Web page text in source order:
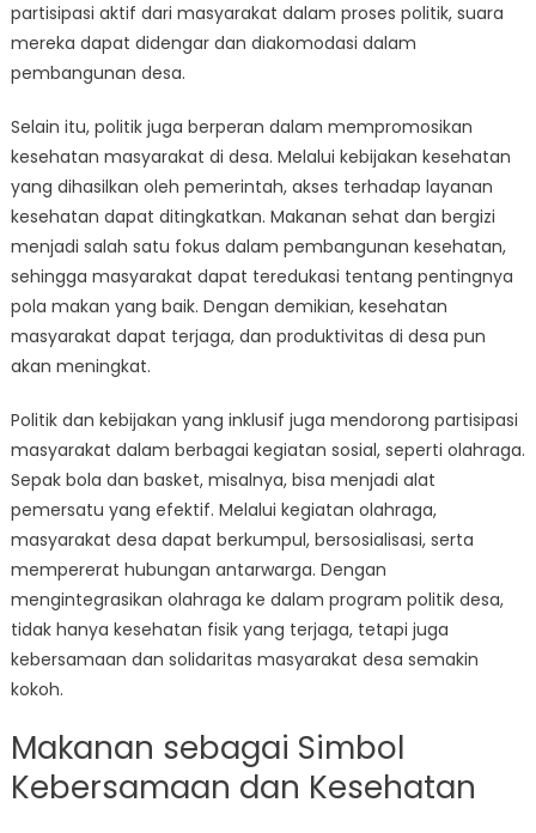
partisipasi aktif dari masyarakat dalam proses politik, suara
mereka dapat didengar dan diakomodasi dalam
pembangunan desa.
Selain itu, politik juga berperan dalam mempromosikan
kesehatan masyarakat di desa. Melalui kebijakan kesehatan
yang dihasilkan oleh pemerintah, akses terhadap layanan
kesehatan dapat ditingkatkan. Makanan sehat dan bergizi
menjadi salah satu fokus dalam pembangunan kesehatan,
sehingga masyarakat dapat teredukasi tentang pentingnya
pola makan yang baik. Dengan demikian, kesehatan
masyarakat dapat terjaga, dan produktivitas di desa pun
akan meningkat.
Politik dan kebijakan yang inklusif juga mendorong partisipasi
masyarakat dalam berbagai kegiatan sosial, seperti olahraga.
Sepak bola dan basket, misalnya, bisa menjadi alat
pemersatu yang efektif. Melalui kegiatan olahraga,
masyarakat desa dapat berkumpul, bersosialisasi, serta
mempererat hubungan antarwarga. Dengan
mengintegrasikan olahraga ke dalam program politik desa,
tidak hanya kesehatan fisik yang terjaga, tetapi juga
kebersamaan dan solidaritas masyarakat desa semakin
kokoh.
Makanan sebagai Simbol
Kebersamaan dan Kesehatan